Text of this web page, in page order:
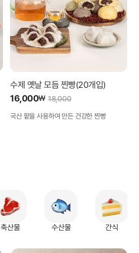
수제 옛날 모듬 찐빵(20개입)
16,000₩ 18,000
국산 팥을 사용하여 만든 건강한 찐빵
축산물 수산물 간식